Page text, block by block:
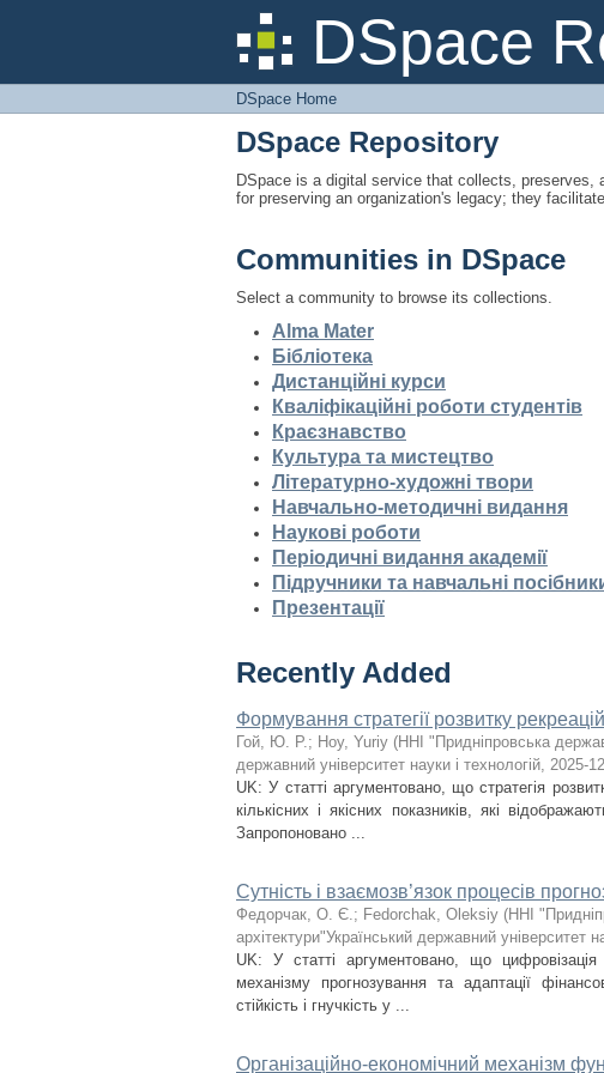
DSpace
DSpace Home
DSpace Home
DSpace Repository
DSpace is a digital service that collects, preserves,
for preserving an organization's legacy; they
Communities in DSpace
Select a community to browse its collections.
Alma Mater
Бібліотека
Дистанційні курси
Кваліфікаційні роботи студентів
Краєзнавство
Культура та мистецтво
Літературно-художні твори
Навчально-методичні видання
Наукові роботи
Періодичні видання академії
Підручники та навчальні
Презентації
Recently Added
Формування стратегії розвитку
Гой, Ю. Р.; Hoy, Yuriy (ННІ "Придніпровська
державний університет науки і технологій, 2025-12
UK: У статті аргументовано, що стратегія
кількісних і якісних показників, які
Запропоновано ...
Сутність і взаємозв’язок процесів
Федорчак, О. Є.; Fedorchak, Oleksiy (ННІ
архітектури"Український державний університет
UK: У статті аргументовано, що цифровізація
механізму прогнозування та адаптації
стійкість і гнучкість у ...
Організаційно-економічний механізм